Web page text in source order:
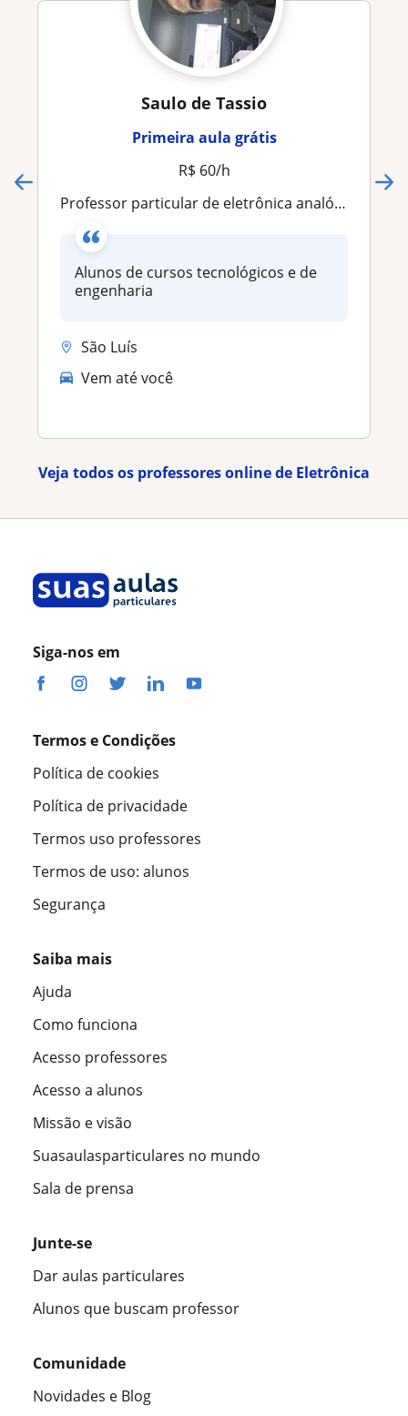
Saulo de Tassio
Primeira aula grátis
R$ 60/h
Professor particular de eletrônica analógica, digital, potência, para engenharias!
Alunos de cursos tecnológicos e de
engenharia
São Luís
Vem até você
Veja todos os professores online de Eletrônica
Siga-nos em
Termos e Condições
Política de cookies
Política de privacidade
Termos uso professores
Termos de uso: alunos
Segurança
Saiba mais
Ajuda
Como funciona
Acesso professores
Acesso a alunos
Missão e visão
Suasaulasparticulares no mundo
Sala de prensa
Junte-se
Dar aulas particulares
Alunos que buscam professor
Comunidade
Novidades e Blog